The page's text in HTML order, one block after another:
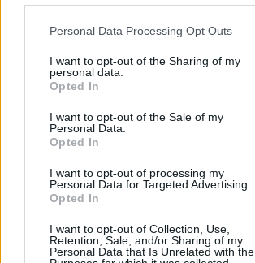
Please note that this website/app uses one
not limited to your visit or usage behaviour.
grant or deny consent to Google and its
use your data for below specified purposes
consent section.
Personal Data Processing Opt Outs
I want to opt-out of the Sharing of my
personal data.
Opted In
I want to opt-out of the Sale of my
Personal Data.
Opted In
I want to opt-out of processing my
Personal Data for Targeted Advertising.
Opted In
I want to opt-out of Collection, Use,
Retention, Sale, and/or Sharing of my
Personal Data that Is Unrelated with the
ιστορική στιγμή που η
Papam» από τον εξώστη του
αιφνιδίασε την παγκόσμια
φέρνοντας στον θρόνο της
Εκκλησίας τον Αμερικανό